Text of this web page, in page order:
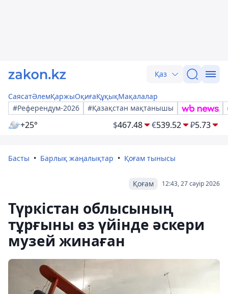
Қаз
СаясатӘлемҚаржыОқиғаҚұқықМақалалар
#Референдум-2026
#Қазақстан мақтанышы
+25° $467.48 €539.52 ₽5.73
Басты Барлық жаңалықтар Қоғам тынысы
12:43, 27 сәуір 2026
Қоғам
Түркістан облысының
тұрғыны өз үйінде әскери
музей жинаған